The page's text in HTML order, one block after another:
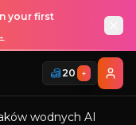
your first
20 +
wodnych AI